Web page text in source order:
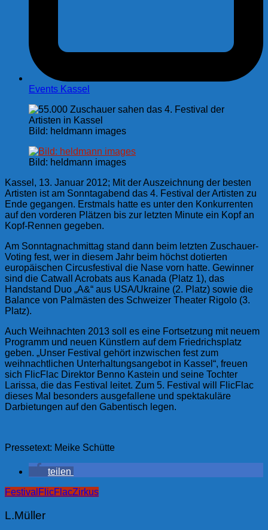
Events Kassel
Bild: heldmann images
Bild: heldmann images
Kassel, 13. Januar 2012; Mit der Auszeichnung der besten
Artisten ist am Sonntagabend das 4. Festival der Artisten zu
Ende gegangen. Erstmals hatte es unter den Konkurrenten
auf den vorderen Plätzen bis zur letzten Minute ein Kopf an
Kopf-Rennen gegeben.
Am Sonntagnachmittag stand dann beim letzten Zuschauer-
Voting fest, wer in diesem Jahr beim höchst dotierten
europäischen Circusfestival die Nase vorn hatte. Gewinner
sind die Catwall Acrobats aus Kanada (Platz 1), das
Handstand Duo „A&“ aus USA/Ukraine (2. Platz) sowie die
Balance von Palmästen des Schweizer Theater Rigolo (3.
Platz).
Auch Weihnachten 2013 soll es eine Fortsetzung mit neuem
Programm und neuen Künstlern auf dem Friedrichsplatz
geben. „Unser Festival gehört inzwischen fest zum
weihnachtlichen Unterhaltungsangebot in Kassel“, freuen
sich FlicFlac Direktor Benno Kastein und seine Tochter
Larissa, die das Festival leitet. Zum 5. Festival will FlicFlac
dieses Mal besonders ausgefallene und spektakuläre
Darbietungen auf den Gabentisch legen.
Pressetext: Meike Schütte
teilen
Festival FlicFlacZirkus
L.Müller